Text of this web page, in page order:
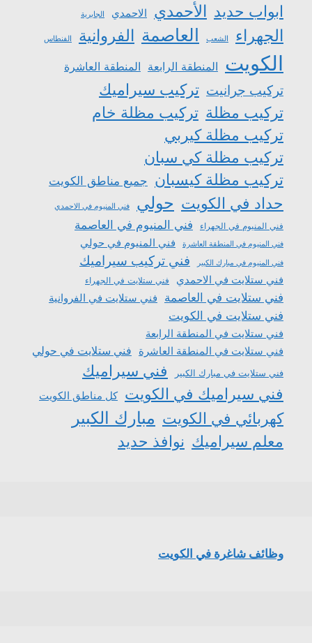
ابواب حديد الأحمدي الاحمدي الجابرية
الجهراء الشعب العاصمة الفروانية الفنطاس
الكويت المنطقة الرابعة المنطقة العاشرة
تركيب جرانيت تركيب سيراميك
تركيب مظلة تركيب مظلة خام
تركيب مظلة كيربي
تركيب مظلة كي سبان
تركيب مظلة كيسبان جميع مناطق الكويت
حداد في الكويت حولي فني المنيوم في الاحمدي
فني المنيوم في الجهراء فني المنيوم في العاصمة
فني المنيوم في المنطقة العاشرة فني المنيوم في حولي
فني المنيوم في مبارك الكبير فني تركيب سيراميك
فني ستلايت في الاحمدي فني ستلايت في الجهراء
فني ستلايت في العاصمة فني ستلايت في الفروانية
فني ستلايت في الكويت
فني ستلايت في المنطقة الرابعة
فني ستلايت في المنطقة العاشرة فني ستلايت في حولي
فني ستلايت في مبارك الكبير
فني سيراميك
فني سيراميك في الكويت
كل مناطق الكويت
كهربائي في الكويت مبارك الكبير
معلم سيراميك نوافذ حديد
وظائف شاغرة في الكويت